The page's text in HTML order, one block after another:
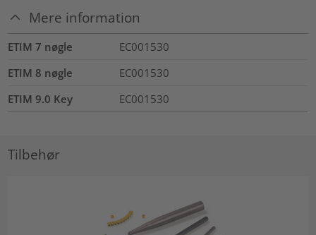
Mere information
ETIM 7 nøgle
EC001530
ETIM 8 nøgle
EC001530
ETIM 9.0 Key
EC001530
Tilbehør